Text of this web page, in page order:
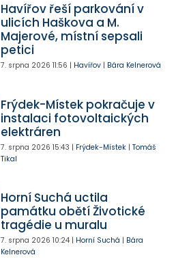
Havířov řeší parkování v
ulicích Haškova a M.
Majerové, místní sepsali
petici
7. srpna 2026 11:56 | Havířov| Bára Kelnerová
Frýdek-Místek pokračuje v
instalaci fotovoltaických
elektráren
7. srpna 2026 15:43 | Frýdek-Místek| Tomáš
Tikal
Horní Suchá uctila
památku obětí Životické
tragédie u muralu
7. srpna 2026 10:24| Horní Suchá | Bára
Kelnerová